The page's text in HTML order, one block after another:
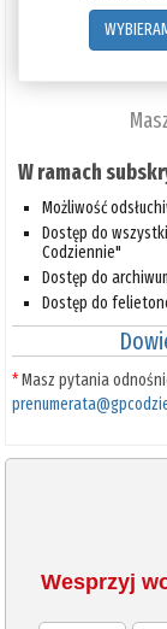
W ramach
Możliwość
Dostęp do
Codziennie"
Dostęp do
Dostęp do
*Masz pytania
Wesprzyj